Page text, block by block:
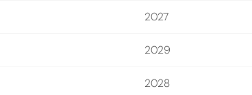
2027
2029
2028